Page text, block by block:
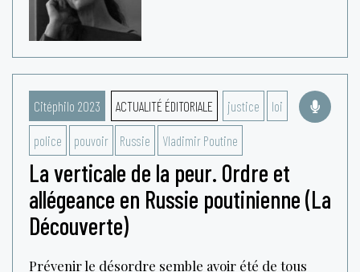
Citéphilo 2023 ACTUALITÉ ÉDITORIALE justice loi
police pouvoir Russie Vladimir Poutine
La verticale de la peur. Ordre et
allégeance en Russie poutinienne (La
Découverte)
Prévenir le désordre semble avoir été de tous